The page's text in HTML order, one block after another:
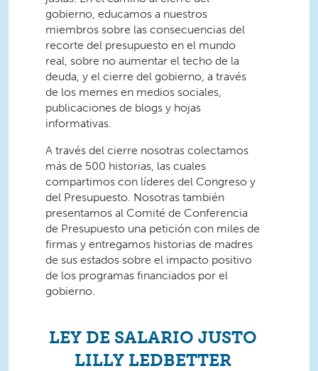
gobierno, educamos a nuestros
miembros sobre las consecuencias del
recorte del presupuesto en el mundo
real, sobre no aumentar el techo de la
deuda, y el cierre del gobierno, a través
de los memes en medios sociales,
publicaciones de blogs y hojas
informativas.
A través del cierre nosotras colectamos
más de 500 historias, las cuales
compartimos con líderes del Congreso y
del Presupuesto. Nosotras también
presentamos al Comité de Conferencia
de Presupuesto una petición con miles de
firmas y entregamos historias de madres
de sus estados sobre el impacto positivo
de los programas financiados por el
gobierno.
LEY DE SALARIO JUSTO
LILLY LEDBETTER